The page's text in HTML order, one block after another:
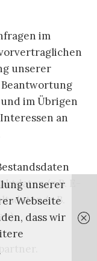
im
unserer
im Übrigen
an
(z.B. E-
(z.B.
unserer
Webseite
dass wir